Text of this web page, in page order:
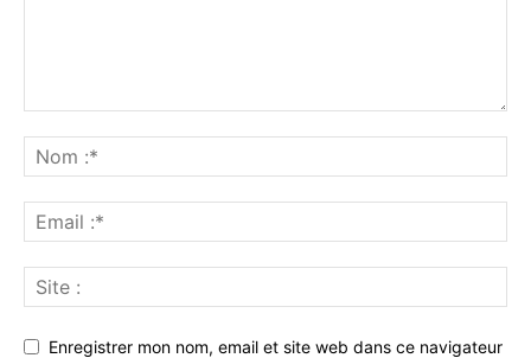
Enregistrer mon nom, email et site web dans ce navigateur